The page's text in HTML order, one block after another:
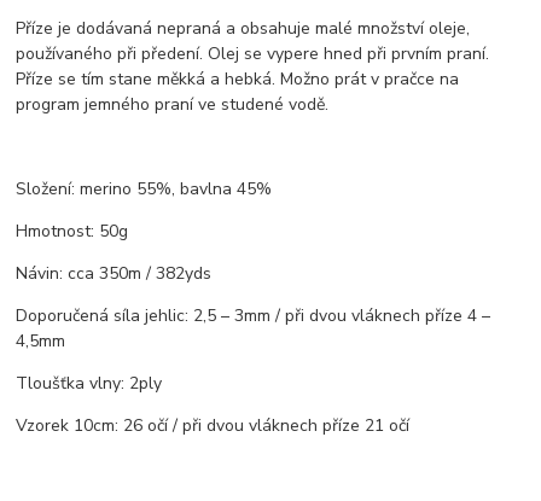
Příze je dodávaná nepraná a obsahuje malé množství oleje,
používaného při předení. Olej se vypere hned při prvním praní.
Příze se tím stane měkká a hebká. Možno prát v pračce na
program jemného praní ve studené vodě.
Složení: merino 55%, bavlna 45%
Hmotnost: 50g
Návin: cca 350m / 382yds
Doporučená síla jehlic: 2,5 – 3mm / při dvou vláknech příze 4 –
4,5mm
Tloušťka vlny: 2ply
Vzorek 10cm: 26 očí / při dvou vláknech příze 21 očí